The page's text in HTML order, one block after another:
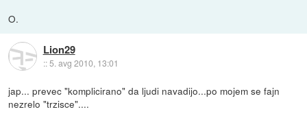
O.
Lion29
::5. avg 2010, 13:01
jap... prevec "komplicirano" da ljudi navadijo...po mojem se fajn
nezrelo "trzisce"....